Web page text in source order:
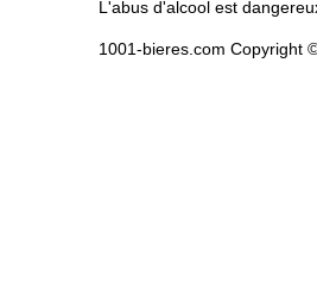
L'abus d'alcool est
1001-bieres.com Copyright